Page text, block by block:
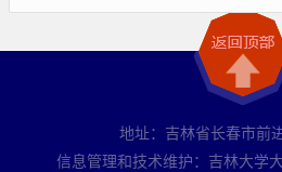
地址：吉林省长春市前
信息管理和技术维护：吉林大学